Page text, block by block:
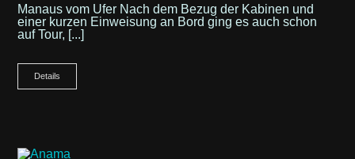
Manaus vom Ufer Nach dem Bezug der Kabinen und
einer kurzen Einweisung an Bord ging es auch schon
auf Tour, [...]
Details